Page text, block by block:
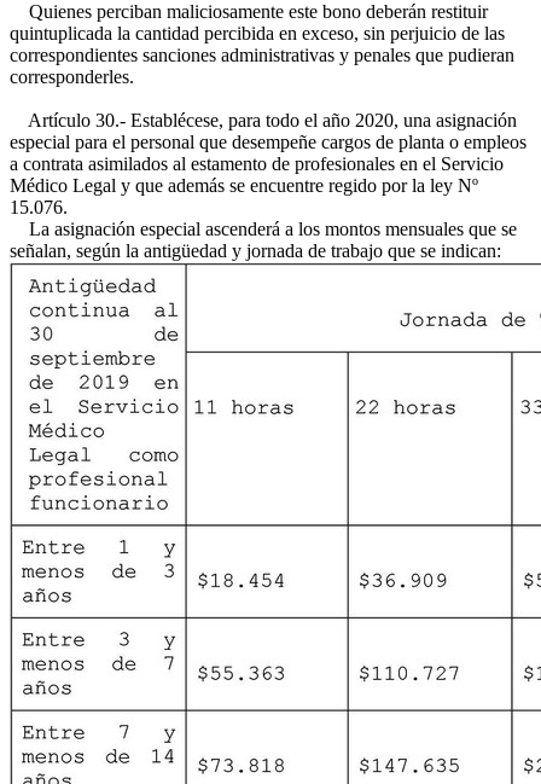
Quienes perciban maliciosamente este bono deberán restituir
quintuplicada la cantidad percibida en exceso, sin perjuicio de las
correspondientes sanciones administrativas y penales que pudieran
corresponderles.
Artículo 30.- Establécese, para todo el año 2020, una asignación
especial para el personal que desempeñe cargos de planta o empleos
a contrata asimilados al estamento de profesionales en el Servicio
Médico Legal y que además se encuentre regido por la ley Nº
15.076.
La asignación especial ascenderá a los montos mensuales que se
señalan, según la antigüedad y jornada de trabajo que se indican: